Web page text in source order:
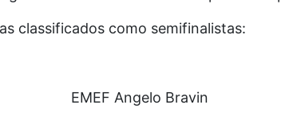
classificados como semifinalistas:
EMEF Angelo Bravin